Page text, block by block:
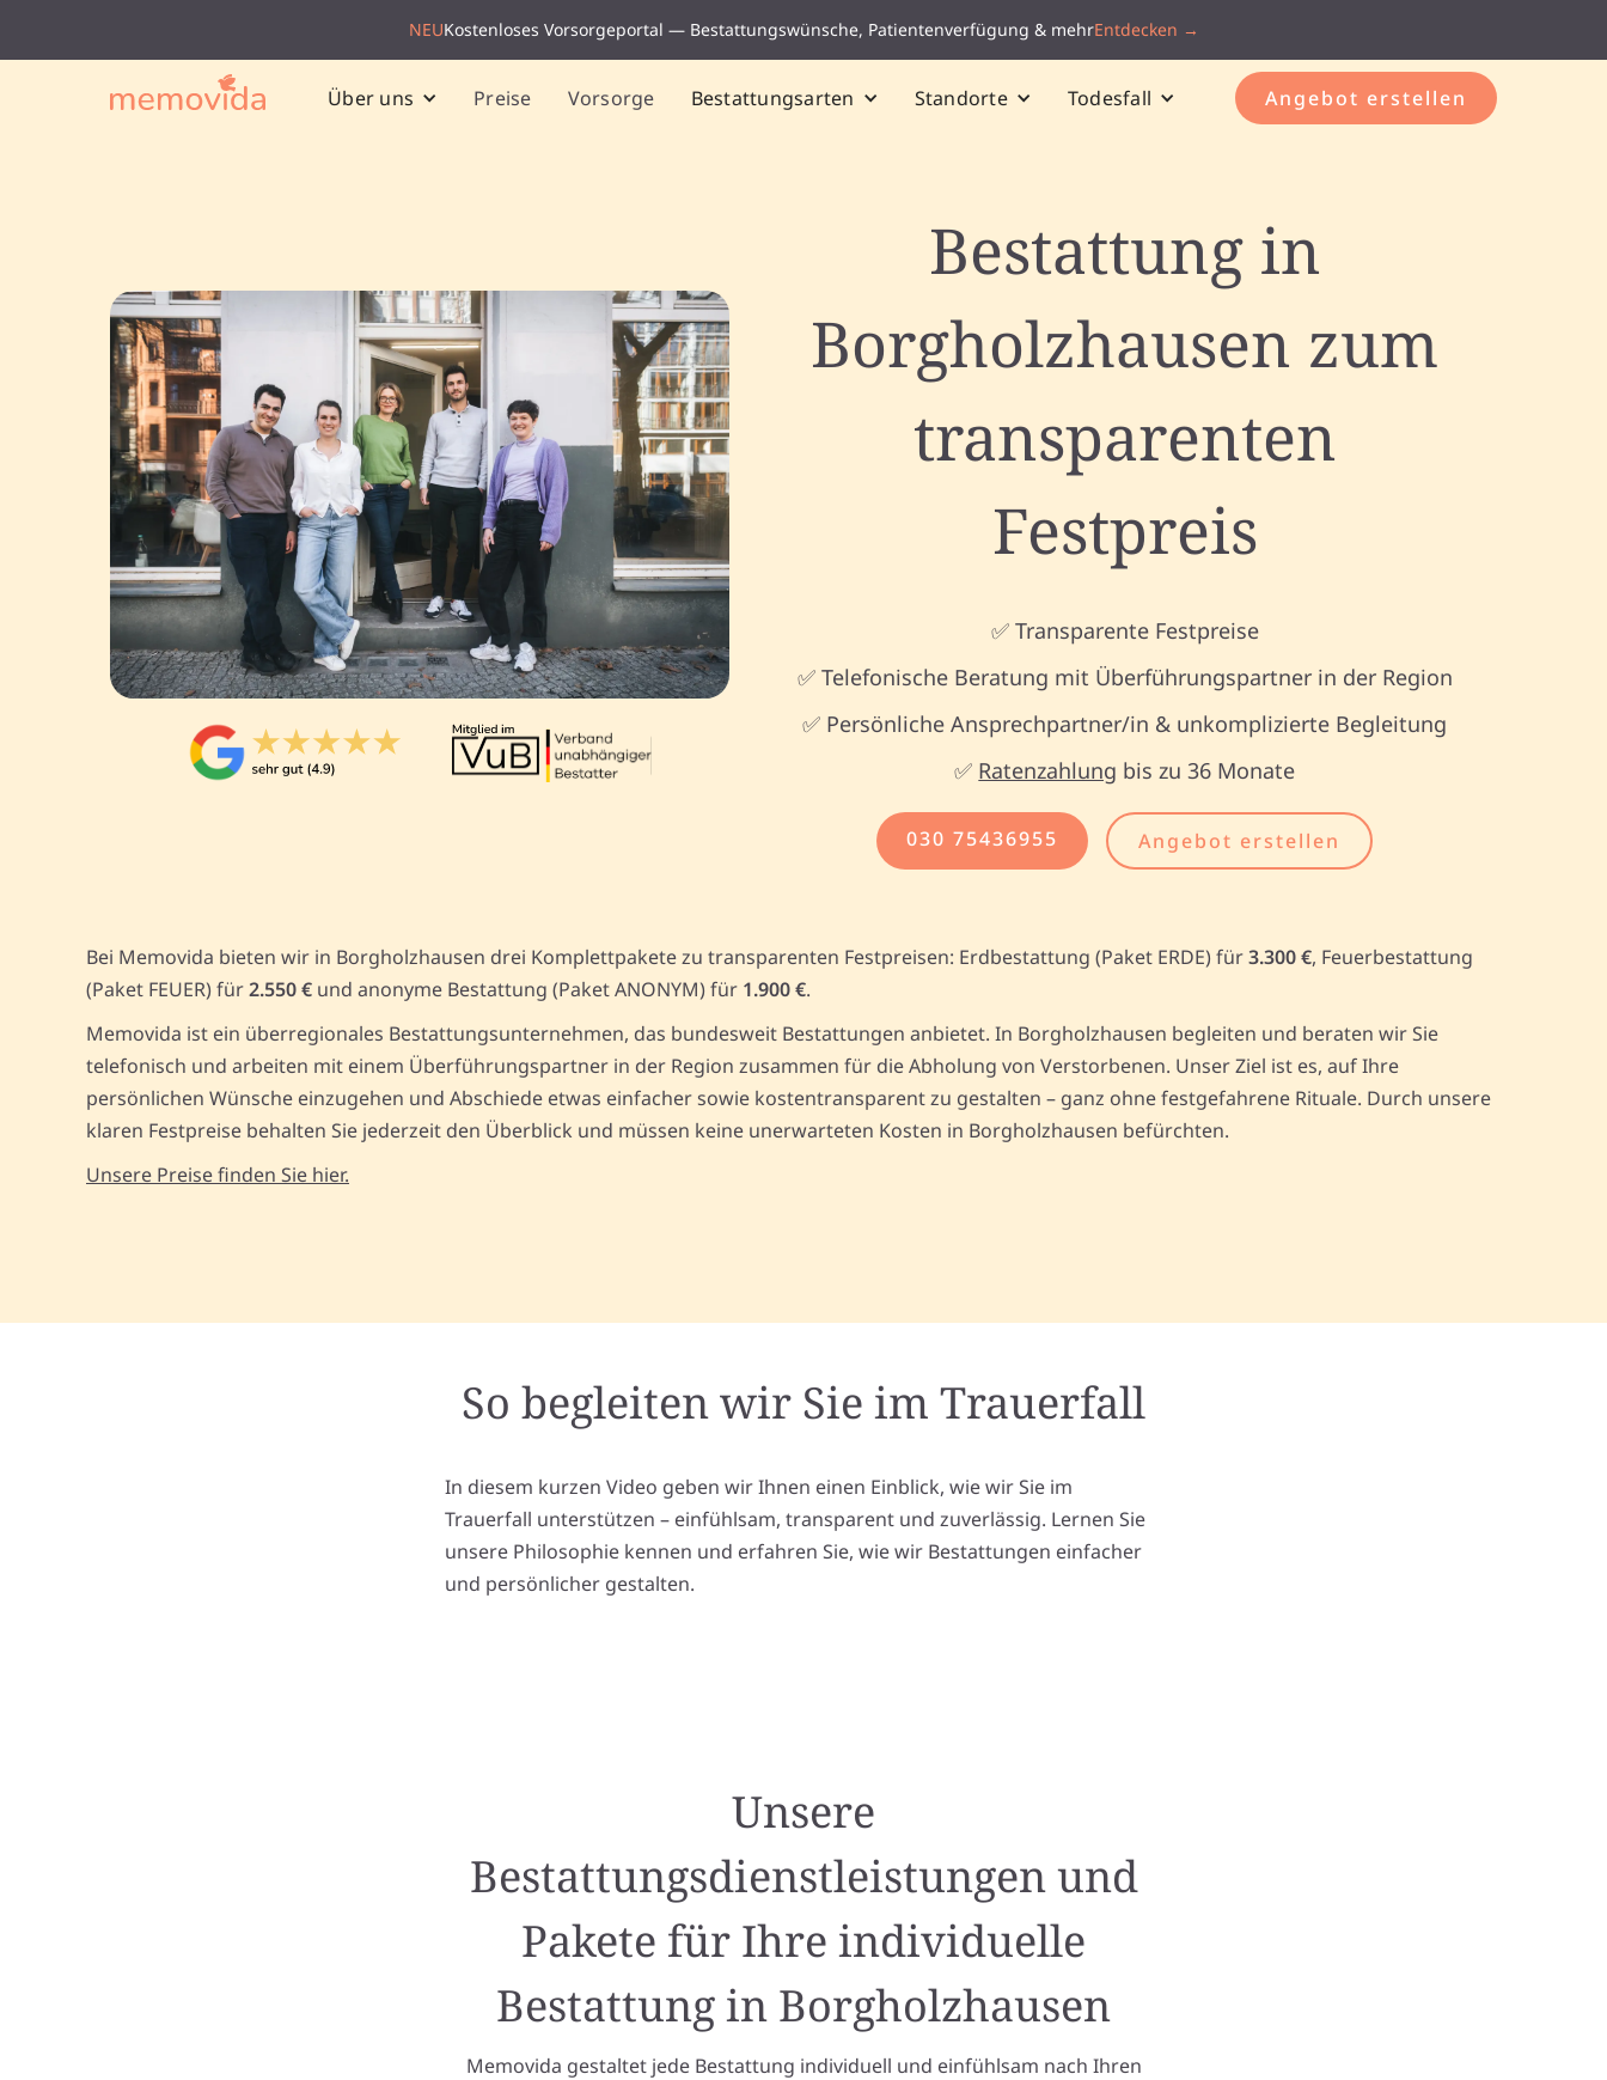
NEUKostenloses Vorsorgeportal — Bestattungswünsche, Patientenverfügung & mehrEntdecken →
Über uns Preise Vorsorge Bestattungsarten Standorte Todesfall Angebot erstellen
Bestattung in
Borgholzhausen zum
transparenten
Festpreis
✅ Transparente Festpreise
✅ Telefonische Beratung mit Überführungspartner in der Region
✅ Persönliche Ansprechpartner/in & unkomplizierte Begleitung
✅ Ratenzahlung bis zu 36 Monate
030 75436955 Angebot erstellen
Bei Memovida bieten wir in Borgholzhausen drei Komplettpakete zu transparenten Festpreisen: Erdbestattung (Paket ERDE) für3.300 €, Feuerbestattung
(Paket FEUER) für2.550 € und anonyme Bestattung (Paket ANONYM) für 1.900 €.
Memovida ist ein überregionales Bestattungsunternehmen, das bundesweit Bestattungen anbietet. In Borgholzhausen begleiten und beraten wir Sie
telefonisch und arbeiten mit einem Überführungspartner in der Region zusammen für die Abholung von Verstorbenen. Unser Ziel ist es, auf Ihre
persönlichen Wünsche einzugehen und Abschiede etwas einfacher sowie kostentransparent zu gestalten – ganz ohne festgefahrene Rituale. Durch unsere
klaren Festpreise behalten Sie jederzeit den Überblick und müssen keine unerwarteten Kosten in Borgholzhausen befürchten.
Unsere Preise finden Sie hier.
So begleiten wir Sie im Trauerfall
In diesem kurzen Video geben wir Ihnen einen Einblick, wie wir Sie im
Trauerfall unterstützen – einfühlsam, transparent und zuverlässig. Lernen Sie
unsere Philosophie kennen und erfahren Sie, wie wir Bestattungen einfacher
und persönlicher gestalten.
Unsere
Bestattungsdienstleistungen und
Pakete für Ihre individuelle
Bestattung in Borgholzhausen
Memovida gestaltet jede Bestattung individuell und einfühlsam nach Ihren